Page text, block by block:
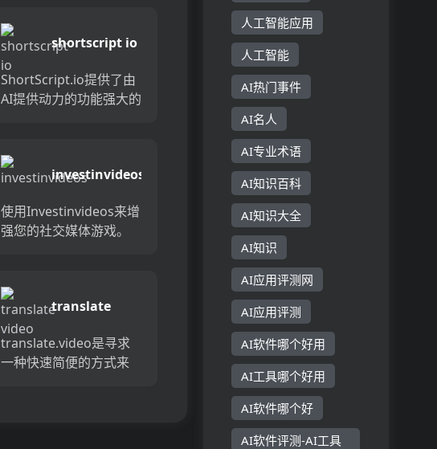
社交媒体帖子，为您节
省时间并增加参与度。
借助Recas...
shortscript io
ShortScript.io提供了由
AI提供动力的功能强大的
门的故事，以帮助您为
视频产生新的想法。只
investinvideos
使用Investinvideos来增
强您的社交媒体游戏。
Instagram Reels和
YouTube短...translate
translate.video是寻求
一种快速简便的方式来
人工智能应用
人工智能
AI热门事件
AI名人
AI专业术语
AI知识百科
AI知识大全
AI知识
AI应用评测网
AI应用评测
AI软件哪个好用
AI工具哪个好用
AI软件哪个好
AI软件评测-AI工具